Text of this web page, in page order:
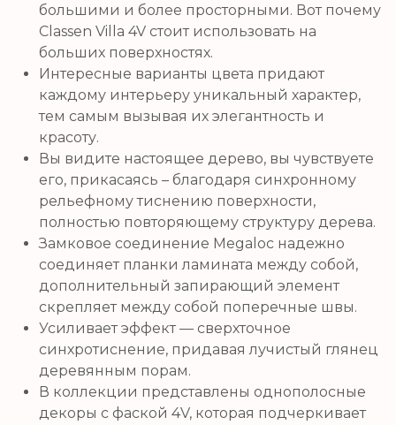
большими и более просторными. Вот почему
Classen Villa 4V стоит использовать на
больших поверхностях.
Интересные варианты цвета придают
каждому интерьеру уникальный характер,
тем самым вызывая их элегантность и
красоту.
Вы видите настоящее дерево, вы чувствуете
его, прикасаясь – благодаря синхронному
рельефному тиснению поверхности,
полностью повторяющему структуру дерева.
Замковое соединение Megaloc надежно
соединяет планки ламината между собой,
дополнительный запирающий элемент
скрепляет между собой поперечные швы.
Усиливает эффект — cверхточное
синхротиснение, придавая лучистый глянец
деревянным порам.
В коллекции представлены однополосные
декоры с фаской 4V, которая подчеркивает